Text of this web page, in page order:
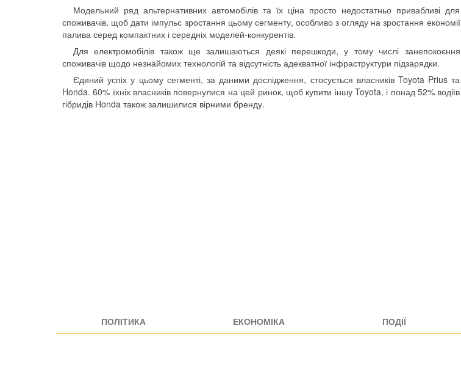
Модельний ряд альтернативних автомобілів та їх ціна просто недостатньо привабливі для
споживачів, щоб дати імпульс зростання цьому сегменту, особливо з огляду на зростання економії
палива серед компактних і середніх моделей-конкурентів.
Для електромобілів також ще залишаються деякі перешкоди, у тому числі занепокоєння
споживачів щодо незнайомих технологій та відсутність адекватної інфраструктури підзарядки.
Єдиний успіх у цьому сегменті, за даними дослідження, стосується власників Toyota Prius та
Honda. 60% їхніх власників повернулися на цей ринок, щоб купити іншу Toyota, і понад 52% водіїв
гібридів Honda також залишилися вірними бренду.
ПОЛІТИКА ЕКОНОМІКА ПОДІЇ